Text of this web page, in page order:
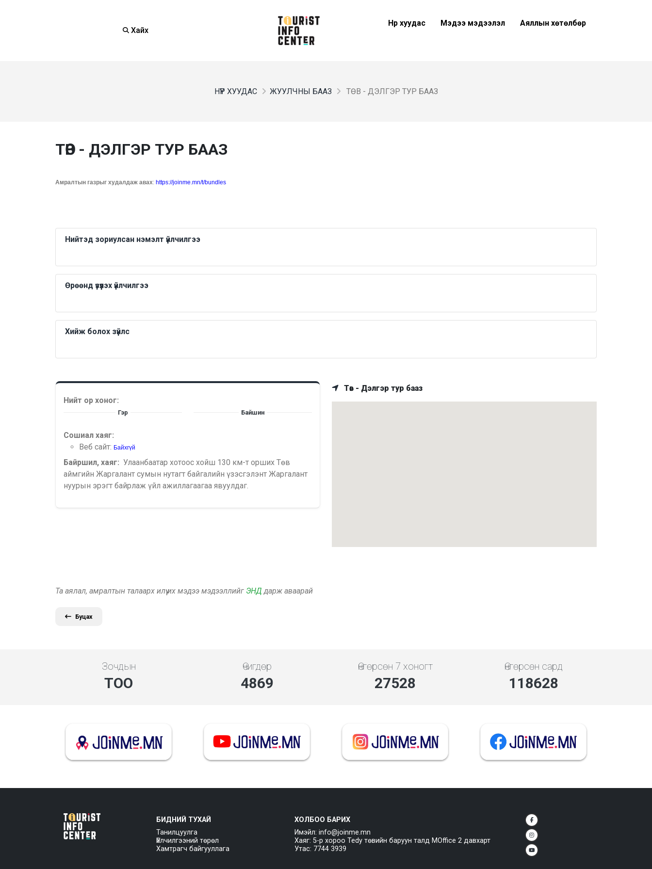
Хайх
Нүүр хуудас Мэдээ мэдээлэл Аяллын хөтөлбөр
НҮҮР ХУУДАС ЖУУЛЧНЫ БААЗ ТӨВ - ДЭЛГЭР ТУР БААЗ
ТӨВ - ДЭЛГЭР ТУР БААЗ
Амралтын газрыг худалдаж авах: https://joinme.mn/t/bundles
Нийтэд зориулсан нэмэлт үйлчилгээ
Өрөөнд үзүүлэх үйлчилгээ
Хийж болох зүйлс
Нийт ор хоног:
Гэр Байшин
Сошиал хаяг:
Веб сайт: Байхгүй
Байршил, хаяг: Улаанбаатар хотоос хойш 130 км-т орших Төв
аймгийн Жаргалант сумын нутагт байгалийн үзэсгэлэнт Жаргалант
нуурын эрэгт байрлаж үйл ажиллагаагаа явуулдаг.
Төв - Дэлгэр тур бааз
Та аялал, амралтын талаарх илүү их мэдээ мэдээллийг ЭНД дарж аваарай
Буцах
Зочдын
ТОО
Өчигдөр
5453
Өнгөрсөн 7 хоногт
30832
Өнгөрсөн сард
132864
БИДНИЙ ТУХАЙ
Танилцуулга
Үйлчилгээний төрөл
Хамтрагч байгууллага
ХОЛБОО БАРИХ
Имэйл: info@joinme.mn
Хаяг: 5-р хороо Tedy төвийн баруун талд MOffice 2 давхарт
Утас: 7744 3939